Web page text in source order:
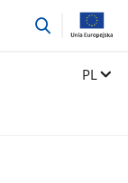
przejdź
Zmień
PL